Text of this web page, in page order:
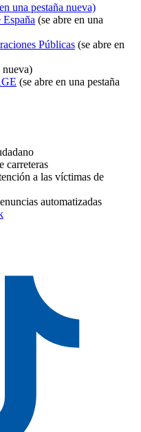
una pestaña nueva)
(se abre en una
Públicas (se abre en
nueva)
(se abre en una pestaña
carreteras
a las víctimas de
automatizadas